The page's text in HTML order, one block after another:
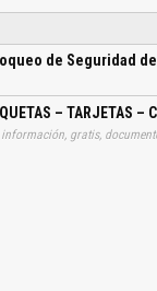
de Seguridad
– TARJETAS
gratis,